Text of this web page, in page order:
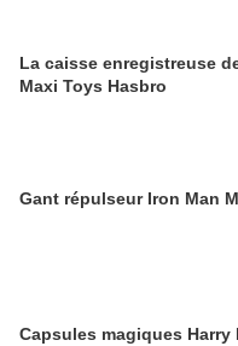
La caisse enregistreuse
Maxi Toys Hasbro
Gant répulseur Iron Man
Capsules magiques Harry